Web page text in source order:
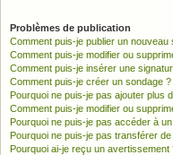
Problèmes de publication
Comment puis-je publier un nouveau
Comment puis-je modifier ou
Comment puis-je insérer une
Comment puis-je créer un sondage ?
Pourquoi ne puis-je pas ajouter plus
Comment puis-je modifier ou
Pourquoi ne puis-je pas accéder à
Pourquoi ne puis-je pas transférer
Pourquoi ai-je reçu un avertissement